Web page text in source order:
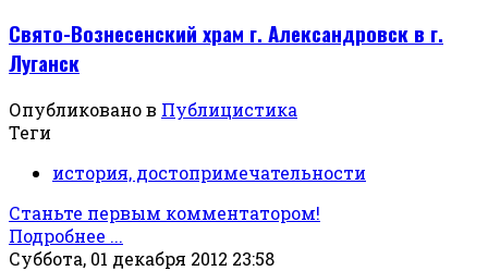
Свято-Вознесенский храм г. Александровск в г.
Луганск
Опубликовано в Публицистика
Теги
история, достопримечательности
Станьте первым комментатором!
Подробнее ...
Суббота, 01 декабря 2012 23:58